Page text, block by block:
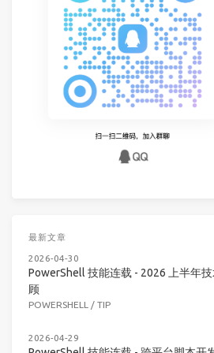
最新文章
2026-04-30
PowerShell 技能连载 - 2026 上半年技
顾
POWERSHELL / TIP
2026-04-29